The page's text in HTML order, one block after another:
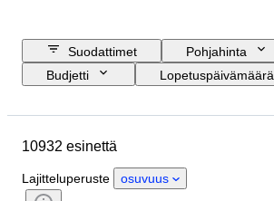
Suodattimet
Pohjahinta
Budjetti
Lopetuspäivämäärä
Sukupuoli
Hienous
Tyylisuuntaus
10932 esinettä
Lajitteluperuste osuvuus